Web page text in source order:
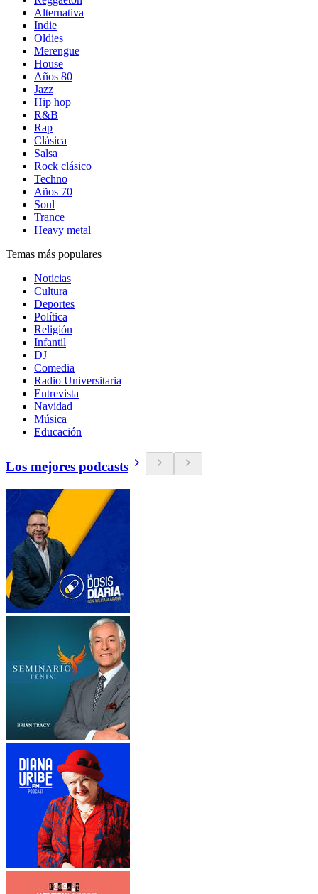
Alternativa
Indie
Oldies
Merengue
House
Años 80
Jazz
Hip hop
R&B
Rap
Clásica
Salsa
Rock clásico
Techno
Años 70
Soul
Trance
Heavy metal
Temas más populares
Noticias
Cultura
Deportes
Política
Religión
Infantil
DJ
Comedia
Radio Universitaria
Entrevista
Navidad
Música
Educación
Los mejores podcasts